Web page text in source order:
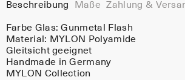
Beschreibung Maße Zahlung &
Farbe Glas:Gunmetal Flash
Material: MYLON Polyamide
Gleitsicht geeignet
Handmade in Germany
MYLON Collection